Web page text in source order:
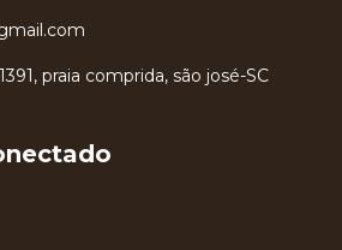
praia comprida, são josé-SC